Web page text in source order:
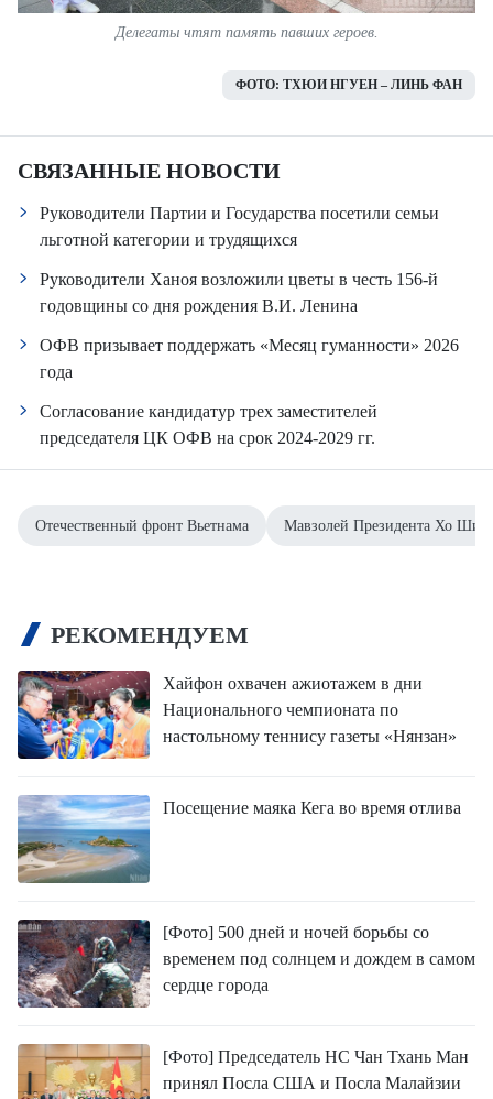
Делегаты чтят память павших героев.
ФОТО: ТХЮИ НГУЕН – ЛИНЬ ФАН
СВЯЗАННЫЕ НОВОСТИ
Руководители Партии и Государства посетили семьи
льготной категории и трудящихся
Руководители Ханоя возложили цветы в честь 156-й
годовщины со дня рождения В.И. Ленина
ОФВ призывает поддержать «Месяц гуманности» 2026
года
Согласование кандидатур трех заместителей
председателя ЦК ОФВ на срок 2024-2029 гг.
Отечественный фронт Вьетнама Мавзолей Президента Хо Ши
РЕКОМЕНДУЕМ
Хайфон охвачен ажиотажем в дни
Национального чемпионата по
настольному теннису газеты «Нянзан»
Посещение маяка Кега во время отлива
[Фото] 500 дней и ночей борьбы со
временем под солнцем и дождем в самом
сердце города
[Фото] Председатель НС Чан Тхань Ман
принял Посла США и Посла Малайзии